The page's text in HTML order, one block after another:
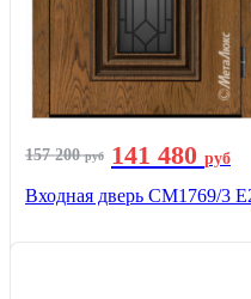
157 200руб 141 480 руб
Входная дверь СМ1769/3